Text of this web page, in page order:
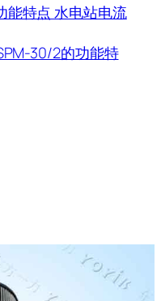
能特点 水电站电流
30/2的功能特